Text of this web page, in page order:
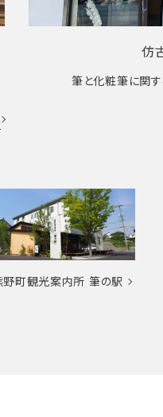
仿
筆と化粧筆に関す
野町観光案内所 筆の駅